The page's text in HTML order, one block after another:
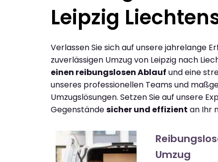
Leipzig
Verlassen Sie sich auf unsere jahrelange
zuverlässigen Umzug von Leipzig nach
einen reibungslosen Ablauf und eine
unseres professionellen Teams und
Umzugslösungen. Setzen Sie auf unsere
Gegenständesicher und effizient an Ihr
Umzug